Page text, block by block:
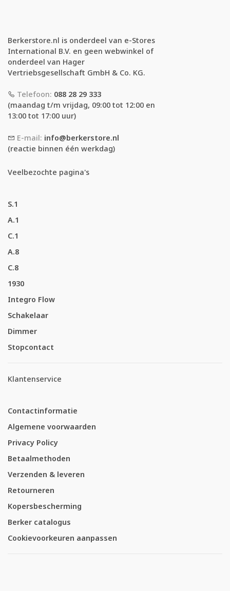
Berkerstore.nl is onderdeel van e-Stores
International B.V. en geen webwinkel of
onderdeel van Hager
Vertriebsgesellschaft GmbH & Co. KG.
Telefoon: 088 28 29 333
(maandag t/m vrijdag, 09:00 tot 12:00 en
13:00 tot 17:00 uur)
E-mail: info@berkerstore.nl
(reactie binnen één werkdag)
Veelbezochte pagina's
S.1
A.1
C.1
A.8
C.8
1930
Integro Flow
Schakelaar
Dimmer
Stopcontact
Klantenservice
Contactinformatie
Algemene voorwaarden
Privacy Policy
Betaalmethoden
Verzenden & leveren
Retourneren
Kopersbescherming
Berker catalogus
Cookievoorkeuren aanpassen